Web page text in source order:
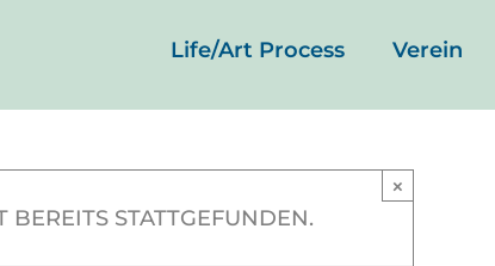
Life/Art Process Verein
BEREITS STATTGEFUNDEN.
×
24. November